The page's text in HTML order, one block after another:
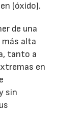
(óxido).
de una
alta
tanto a
en
sin